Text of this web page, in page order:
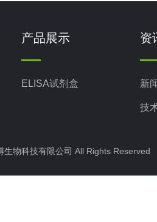
产品展示
ELISA试剂盒
资
新
技
生物科技有限公司 All Rights